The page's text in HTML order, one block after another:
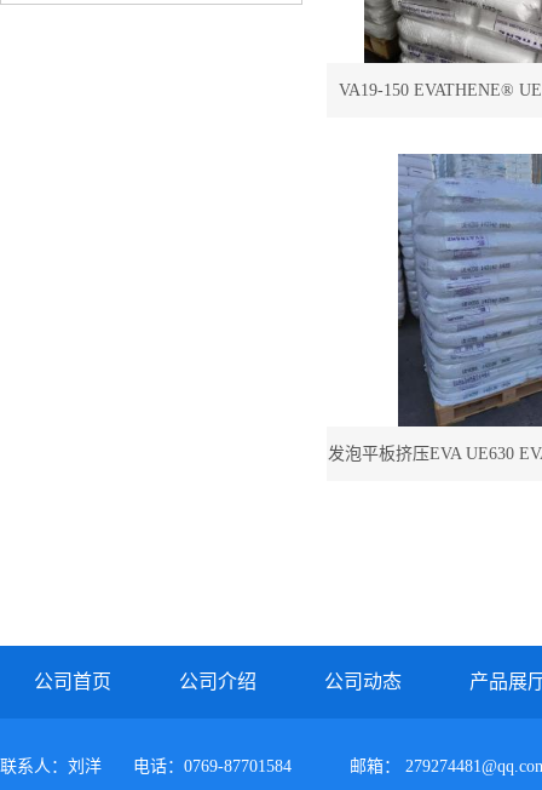
VA19-150 EVATHENE®
发泡平板挤压EVA UE630
公司首页 公司介绍 公司动态 产品展
联系人：刘洋 电话：0769-87701584 邮箱：